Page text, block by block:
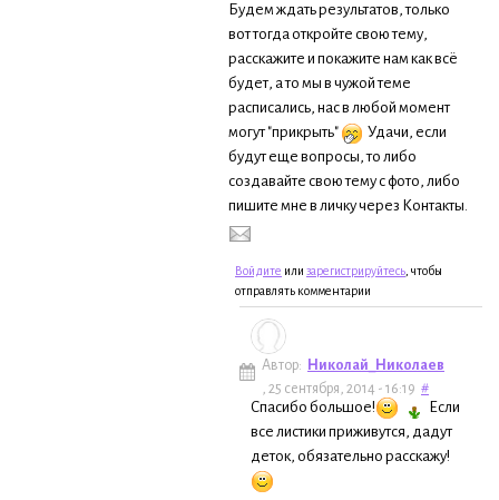
Будем ждать результатов, только
вот тогда откройте свою тему,
расскажите и покажите нам как всё
будет, а то мы в чужой теме
расписались, нас в любой момент
могут "прикрыть"
Удачи, если
будут еще вопросы, то либо
создавайте свою тему с фото, либо
пишите мне в личку через Контакты.
Войдите или зарегистрируйтесь , чтобы
отправлять комментарии
Автор: Николай_Николаев
, 25 сентября, 2014 - 16:19 #
Спасибо большое!
Если
все листики приживутся, дадут
деток, обязательно расскажу!